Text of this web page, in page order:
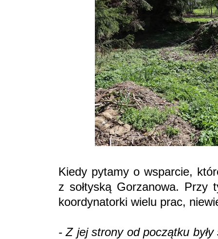
Kiedy pytamy o wsparcie,
z sołtyską Gorzanowa.
koordynatorki wielu prac,
- Z jej strony od początku